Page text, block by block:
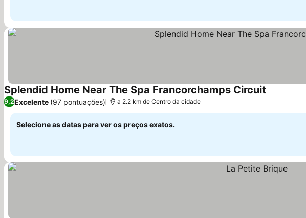
Splendid Home Near The Spa Francorchamps Circuit
9,2Excelente (97 pontuações) a 2.2 km de Centro da cidade
Selecione as datas para ver os preços exatos.